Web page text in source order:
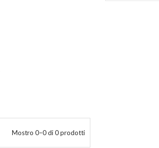
Mostro 0–0 di 0 prodotti